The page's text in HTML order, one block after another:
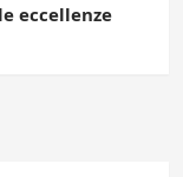
eccellenze